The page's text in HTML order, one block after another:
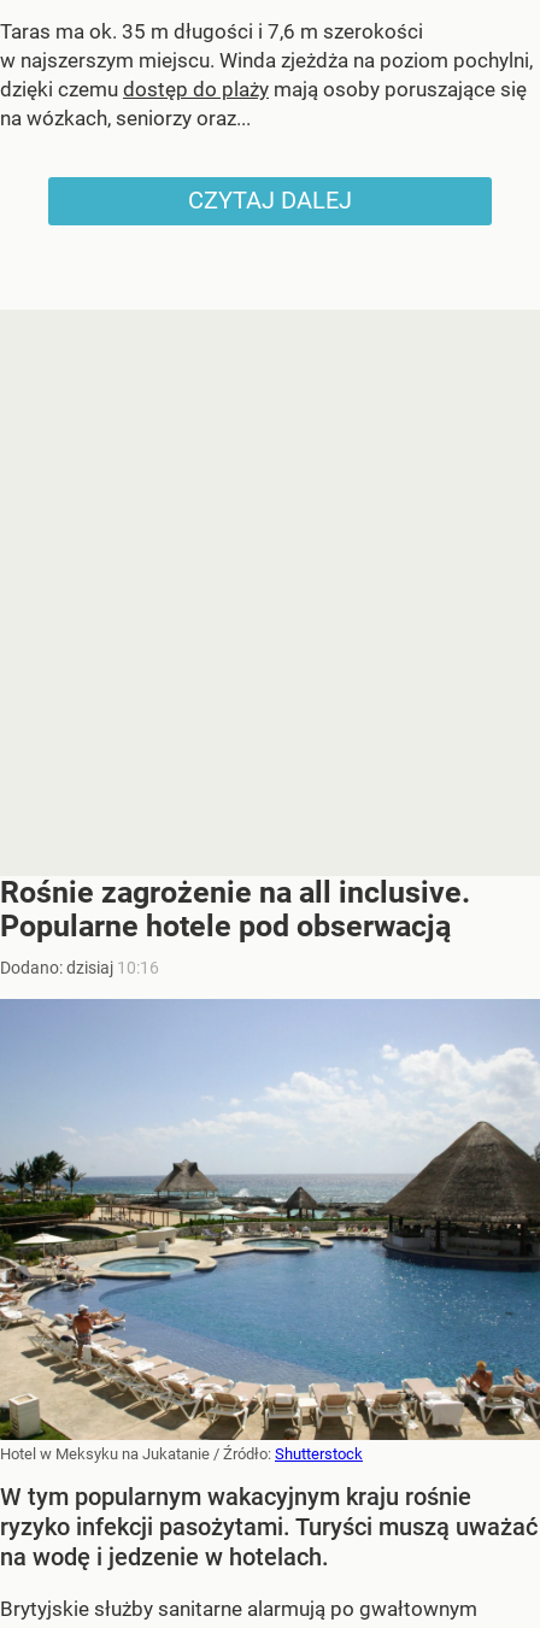
Taras ma ok. 35 m długości i 7,6 m szerokości
w najszerszym miejscu. Winda zjeżdża na poziom pochylni,
dzięki czemu dostęp do plaży mają osoby poruszające się
na wózkach, seniorzy oraz...
CZYTAJ DALEJ
Rośnie zagrożenie na all inclusive.
Popularne hotele pod obserwacją
Dodano:dzisiaj 10:16
Hotel w Meksyku na Jukatanie / Źródło: Shutterstock
W tym popularnym wakacyjnym kraju rośnie
ryzyko infekcji pasożytami. Turyści muszą uważać
na wodę i jedzenie w hotelach.
Brytyjskie służby sanitarne alarmują po gwałtownym